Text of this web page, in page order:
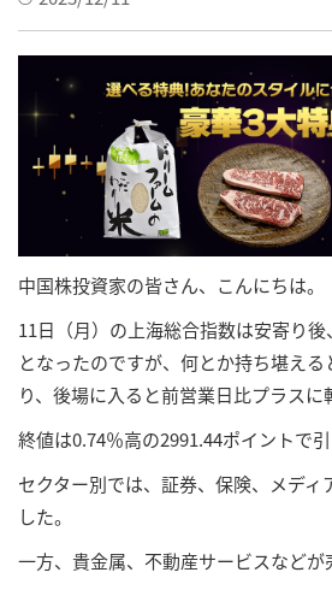
中国株投資家の皆さん、こんにちは。
11日（月）の上海総合指数は安寄り
となったのですが、何とか持ち堪え
り、後場に入ると前営業日比プラスに
終値は0.74％高の2991.44ポイントで引
セクター別では、証券、保険、メディ
した。
一方、貴金属、不動産サービスなどが